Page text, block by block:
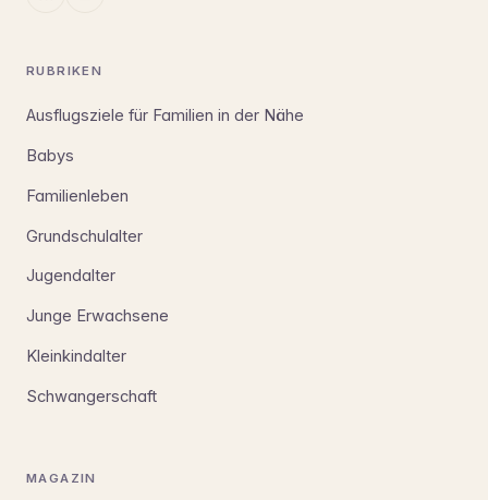
RUBRIKEN
Ausflugsziele für Familien in der Nähe
Babys
Familienleben
Grundschulalter
Jugendalter
Junge Erwachsene
Kleinkindalter
Schwangerschaft
MAGAZIN